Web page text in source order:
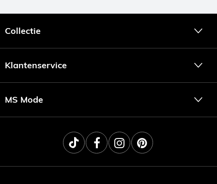
Collectie
Klantenservice
MS Mode